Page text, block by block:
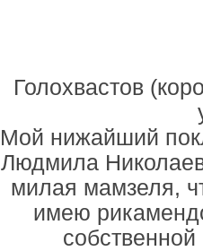
Голохвастов
Мой нижайший
Людмила
милая мамзеля,
имею